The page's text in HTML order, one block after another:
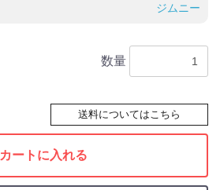
ジムニー
数量
送料についてはこちら
カートに入れる